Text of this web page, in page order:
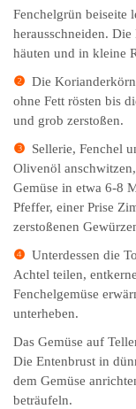
Fenchelgrün beiseite
herausschneiden.
häuten und in kleine
❷ Die
ohne Fett rösten bis
und grob zerstoßen.
❸ Sellerie, Fenchel
Olivenöl
Gemüse in etwa 6-8
Pfeffer, einer Prise
zerstoßenen
❹ Unterdessen die
Achtel teilen,
Fenchelgemüse
unterheben.
Das Gemüse auf
Die Entenbrust in
dem Gemüse
beträufeln.